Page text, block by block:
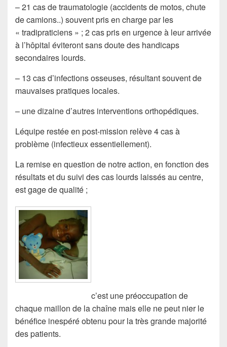
– 21 cas de traumatologie (accidents de motos, chute
de camions..) souvent pris en charge par les
« tradipraticiens » ; 2 cas pris en urgence à leur arrivée
à l’hôpital éviteront sans doute des handicaps
secondaires lourds.
– 13 cas d’infections osseuses, résultant souvent de
mauvaises pratiques locales.
– une dizaine d’autres interventions orthopédiques.
Léquipe restée en post-mission relève 4 cas à
problème (infectieux essentiellement).
La remise en question de notre action, en fonction des
résultats et du suivi des cas lourds laissés au centre,
est gage de qualité ;
c’est une préoccupation de
chaque maillon de la chaîne mais elle ne peut nier le
bénéfice inespéré obtenu pour la très grande majorité
des patients.